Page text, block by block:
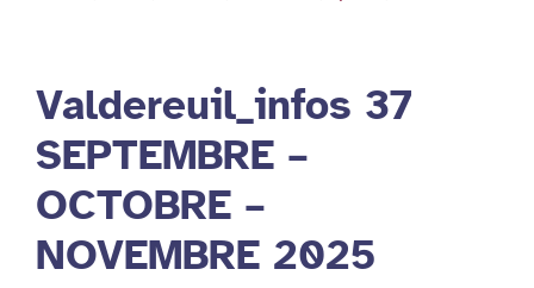
Valdereuil_infos 37
SEPTEMBRE –
OCTOBRE –
NOVEMBRE 2025